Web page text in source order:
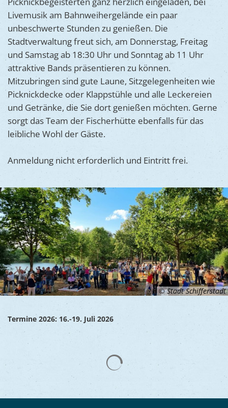
Ukraine
Wir als
Ernst-
Livemusik am Bahnweihergelände ein paar
unbeschwerte Stunden zu genießen. Die
Stadtverwaltung freut sich, am Donnerstag, Freitag
und Samstag ab 18:30 Uhr und Sonntag ab 11 Uhr
attraktive Bands präsentieren zu können.
Mitzubringen sind gute Laune, Sitzgelegenheiten wie
Picknickdecke oder Klappstühle und alle Leckereien
und Getränke, die Sie dort genießen möchten. Gerne
sorgt das Team der Fischerhütte ebenfalls für das
leibliche Wohl der Gäste.
Anmeldung nicht erforderlich und Eintritt frei.
© Stadt Schifferstadt
Termine 2026: 16.-19. Juli 2026